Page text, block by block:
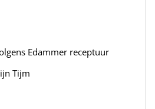
Edammer receptuur
Tijm